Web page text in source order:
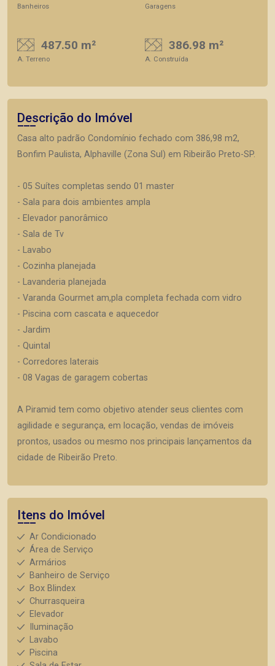
Banheiros Garagens
487.50 m²
A. Terreno
386.98 m²
A. Construída
Descrição do Imóvel
Casa alto padrão Condomínio fechado com 386,98 m2,
Bonfim Paulista, Alphaville (Zona Sul) em Ribeirão Preto-SP.
- 05 Suítes completas sendo 01 master
- Sala para dois ambientes ampla
- Elevador panorâmico
- Sala de Tv
- Lavabo
- Cozinha planejada
- Lavanderia planejada
- Varanda Gourmet am,pla completa fechada com vidro
- Piscina com cascata e aquecedor
- Jardim
- Quintal
- Corredores laterais
- 08 Vagas de garagem cobertas
A Piramid tem como objetivo atender seus clientes com
agilidade e segurança, em locação, vendas de imóveis
prontos, usados ou mesmo nos principais lançamentos da
cidade de Ribeirão Preto.
Itens do Imóvel
Ar Condicionado
Área de Serviço
Armários
Banheiro de Serviço
Box Blindex
Churrasqueira
Elevador
Iluminação
Lavabo
Piscina